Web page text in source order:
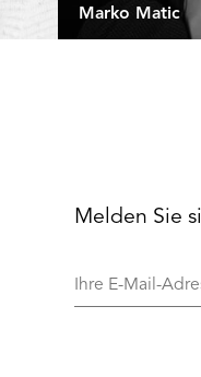
Marko Matic
Melden Sie
Ihre